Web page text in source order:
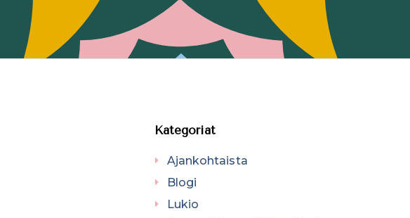
Kategoriat
Ajankohtaista
Blogi
Lukio